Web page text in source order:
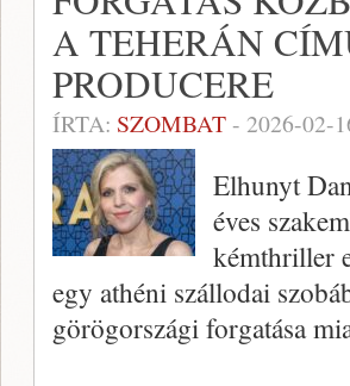
A TEHERÁN
PRODUCERE
ÍRTA: SZOMBAT- 2026-02-
Elhunyt
éves
kémthriller
egy athéni szállodai
görögországi forgatása